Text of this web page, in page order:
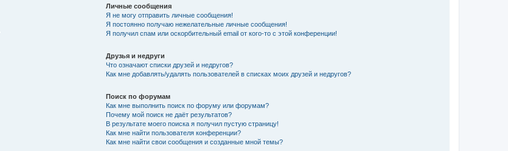
Личные сообщения
Я не могу отправить личные сообщения!
Я постоянно получаю нежелательные личные сообщения!
Я получил спам или оскорбительный email от кого-то с этой конференции!
Друзья и недруги
Что означают списки друзей и недругов?
Как мне добавлять/удалять пользователей в списках моих друзей и недругов?
Поиск по форумам
Как мне выполнить поиск по форуму или форумам?
Почему мой поиск не даёт результатов?
В результате моего поиска я получил пустую страницу!
Как мне найти пользователя конференции?
Как мне найти свои сообщения и созданные мной темы?